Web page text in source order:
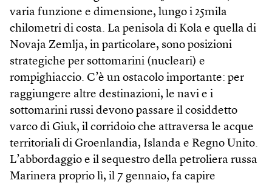
varia funzione e dimensione, lungo i 25mila
chilometri di costa. La penisola di Kola e quella di
Novaja Zemlja, in particolare, sono posizioni
strategiche per sottomarini (nucleari) e
rompighiaccio. C’è un ostacolo importante: per
raggiungere altre destinazioni, le navi e i
sottomarini russi devono passare il cosiddetto
varco di Giuk, il corridoio che attraversa le acque
territoriali di Groenlandia, Islanda e Regno Unito.
L’abbordaggio e il sequestro della petroliera russa
Marinera proprio lì, il 7 gennaio, fa capire